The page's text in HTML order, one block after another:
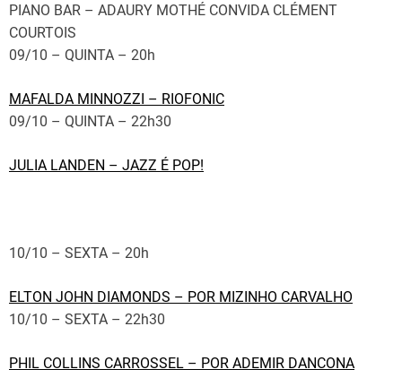
PIANO BAR – ADAURY MOTHÉ CONVIDA CLÉMENT
COURTOIS
09/10 – QUINTA – 20h
MAFALDA MINNOZZI – RIOFONIC
09/10 – QUINTA – 22h30
JULIA LANDEN – JAZZ É POP!
10/10 – SEXTA – 20h
ELTON JOHN DIAMONDS – POR MIZINHO CARVALHO
10/10 – SEXTA – 22h30
PHIL COLLINS CARROSSEL – POR ADEMIR DANCONA